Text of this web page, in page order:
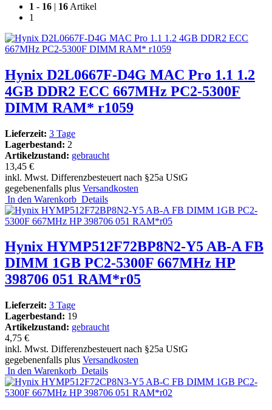
1 - 16 | 16 Artikel
1
Hynix D2L0667F-D4G MAC Pro 1.1 1.2
4GB DDR2 ECC 667MHz PC2-5300F
DIMM RAM* r1059
Lieferzeit: 3 Tage
Lagerbestand: 2
Artikelzustand: gebraucht
13,45 €
inkl. Mwst. Differenzbesteuert nach §25a UStG
gegebenenfalls plus Versandkosten
In den Warenkorb Details
Hynix HYMP512F72BP8N2-Y5 AB-A FB
DIMM 1GB PC2-5300F 667MHz HP
398706 051 RAM*r05
Lieferzeit: 3 Tage
Lagerbestand: 19
Artikelzustand: gebraucht
4,75 €
inkl. Mwst. Differenzbesteuert nach §25a UStG
gegebenenfalls plus Versandkosten
In den Warenkorb Details